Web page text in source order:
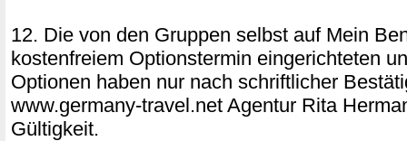
12. Die von den Gruppen selbst auf Mein
kostenfreiem Optionstermin eingerichteten
Optionen haben nur nach schriftlicher
www.germany-travel.net Agentur Rita
Gültigkeit.